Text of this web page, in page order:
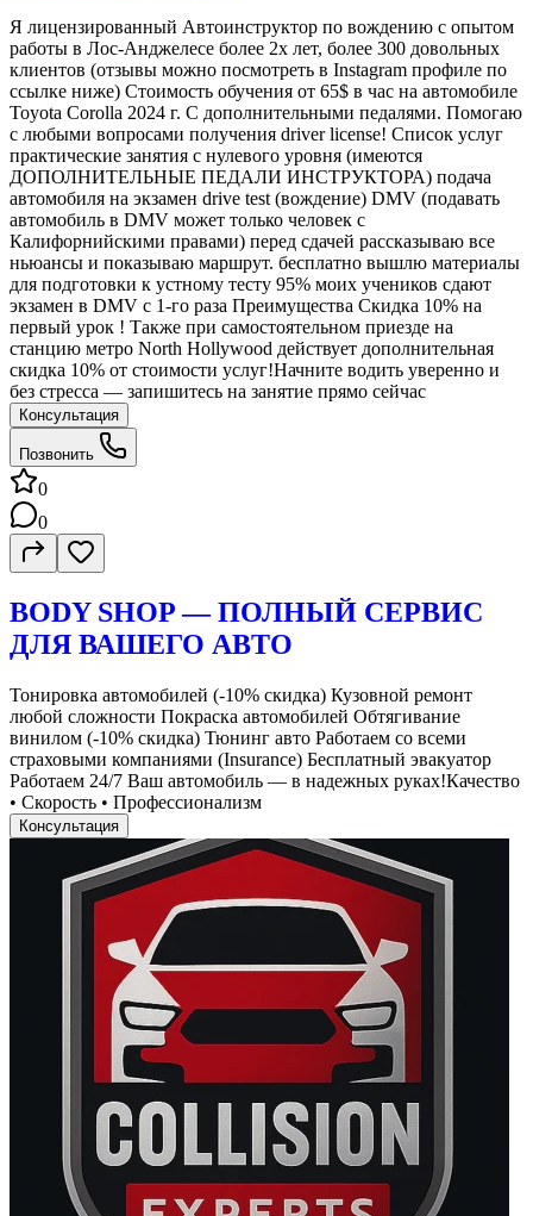
Я лицензированный Автоинструктор по вождению с опытом
работы в Лос-Анджелесе более 2х лет, более 300 довольных
клиентов (отзывы можно посмотреть в Instagram профиле по
ссылке ниже) Стоимость обучения от 65$ в час на автомобиле
Toyota Corolla 2024 г. С дополнительными педалями. Помогаю
с любыми вопросами получения driver license! Список услуг
практические занятия с нулевого уровня (имеются
ДОПОЛНИТЕЛЬНЫЕ ПЕДАЛИ ИНСТРУКТОРА) подача
автомобиля на экзамен drive test (вождение) DMV (подавать
автомобиль в DMV может только человек с
Калифорнийскими правами) перед сдачей рассказываю все
ньюансы и показываю маршрут. бесплатно вышлю материалы
для подготовки к устному тесту 95% моих учеников сдают
экзамен в DMV с 1-го раза Преимущества Скидка 10% на
первый урок ! Также при самостоятельном приезде на
станцию метро North Hollywood действует дополнительная
скидка 10% от стоимости услуг!Начните водить уверенно и
без стресса — запишитесь на занятие прямо сейчас
Консультация
Позвонить
0
0
BODY SHOP — ПОЛНЫЙ СЕРВИС
ДЛЯ ВАШЕГО АВТО
Тонировка автомобилей (-10% скидка) Кузовной ремонт
любой сложности Покраска автомобилей Обтягивание
винилом (-10% скидка) Тюнинг авто Работаем со всеми
страховыми компаниями (Insurance) Бесплатный эвакуатор
Работаем 24/7 Ваш автомобиль — в надежных руках!Качество
• Скорость • Профессионализм
Консультация